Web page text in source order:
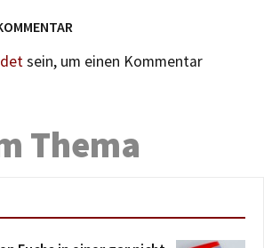
sein, um einen Kommentar
Thema